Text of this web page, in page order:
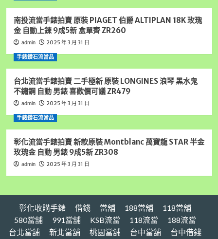
家,
新
北
錶
借
錢,
新
北
房
屋
新
北
汽
北
房
南投流當手錶拍賣 原裝 PIAGET 伯爵 ALTIPLAN 18K 玫瑰
金 自動上鍊 9成5新 盒單齊 ZR260
admin 2025 年 3 月 31 日
手錶鑽石流當品
台北流當手錶拍賣 二手極新 原裝 LONGINES 浪琴 黑水鬼
不鏽鋼 自動 男錶 喜歡價可議 ZR479
admin 2025 年 3 月 31 日
手錶鑽石流當品
彰化流當手錶拍賣 新款原裝 Montblanc 萬寶龍 STAR 半金
玫瑰金 自動 男錶 9成5新 ZR308
admin 2025 年 3 月 31 日
彰化收購手錶 借錢 當舖 188當舖
118當舖
580當舖
991當舖 KSB流當 118流當
188流當
台北當舖
新北當舖 桃園當舖 台中當舖 台中借錢